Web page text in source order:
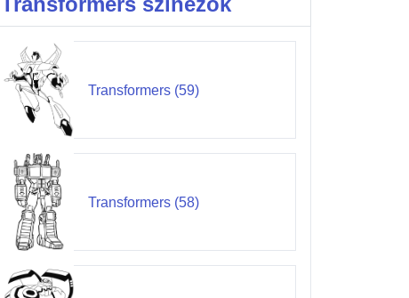
Transformers (59)
Transformers (58)